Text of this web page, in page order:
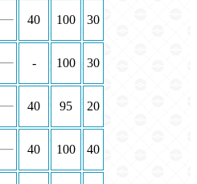
40 100 30
- 100 30
40 95 20
40 100 40